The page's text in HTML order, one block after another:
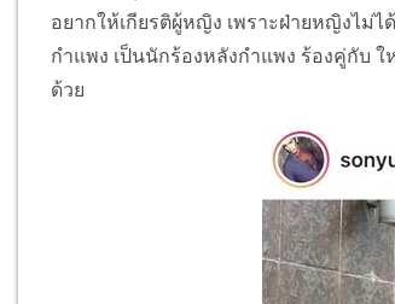
อยากให้เกียรติผู้หญิง เพราะฝ่ายหญิงไม่
กำแพง เป็นนักร้องหลังกำแพง ร้องคู่กับ ใ
ด้วย